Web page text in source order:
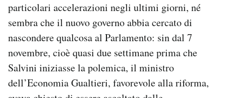
particolari accelerazioni negli ultimi giorni, né
sembra che il nuovo governo abbia cercato di
nascondere qualcosa al Parlamento: sin dal 7
novembre, cioè quasi due settimane prima che
Salvini iniziasse la polemica, il ministro
dell’Economia Gualtieri, favorevole alla riforma,